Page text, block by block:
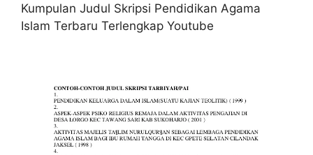
Kumpulan Judul Skripsi Pendidikan Agama
Islam Terbaru Terlengkap Youtube